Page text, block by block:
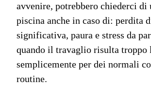
avvenire, potrebbero chiederci di
piscina anche in caso di: perdita
significativa, paura e stress da
quando il travaglio risulta troppo
semplicemente per dei normali
routine.